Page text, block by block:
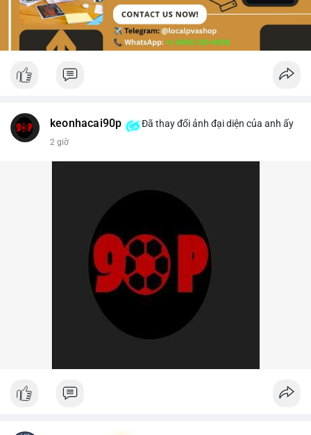
keonhacai90p Đã thay đổi ảnh đại diện của anh ấy
2 giờ